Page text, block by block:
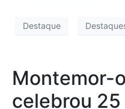
Destaque
Montemor-
celebrou